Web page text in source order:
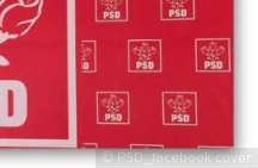
© PSD_facebook cover